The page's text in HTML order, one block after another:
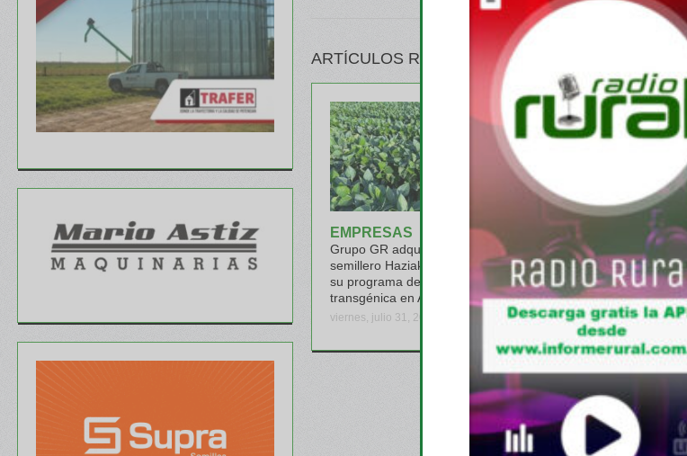
ARTÍCULOS RELATIVOS
EMPRESAS
Grupo GR adquiere el
semillero Haziak y consolida
su programa de soja no
transgénica en Argentina
viernes, julio 31, 2026
Profertil logra la verificación
de la huella de carbono de su
urea granulada por parte de
terceros
viernes, julio 31, 2026